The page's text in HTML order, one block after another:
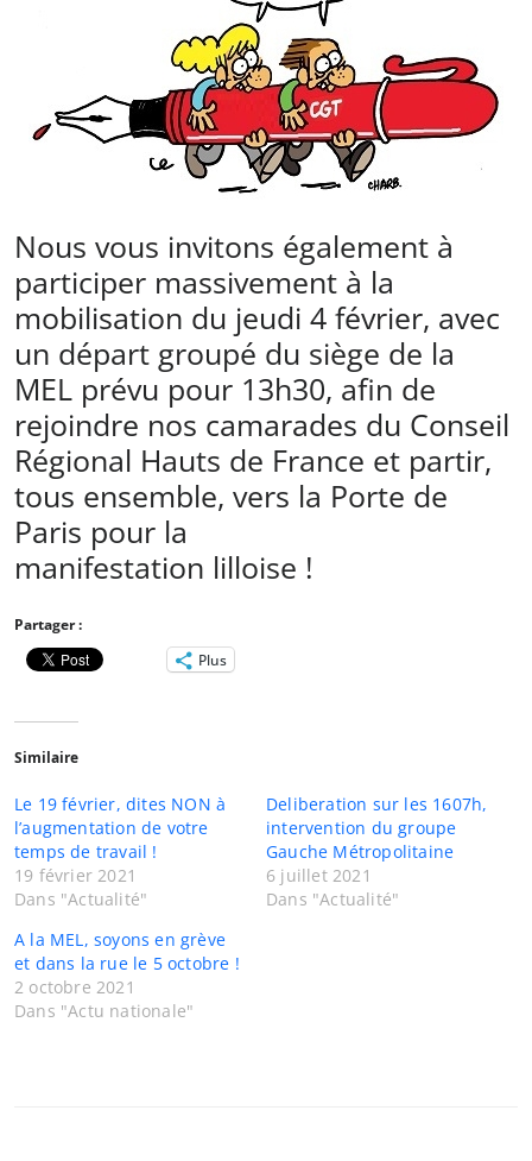
Nous vous invitons également à
participer massivement à la
mobilisation du jeudi 4 février, avec
un départ groupé du siège de la
MEL prévu pour 13h30, afin de
rejoindre nos camarades du Conseil
Régional Hauts de France et partir,
tous ensemble, vers la Porte de
Paris pour la
manifestation lilloise !
Partager :
Plus
Similaire
Le 19 février, dites NON à
l’augmentation de votre
temps de travail !
19 février 2021
Dans "Actualité"
Deliberation sur les 1607h,
intervention du groupe
Gauche Métropolitaine
6 juillet 2021
Dans "Actualité"
A la MEL, soyons en grève
et dans la rue le 5 octobre !
2 octobre 2021
Dans "Actu nationale"